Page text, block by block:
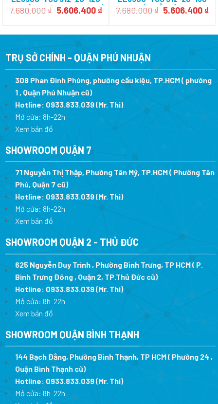
CHO CỬA NHÔM XINGFA – MỞ
7.680.000₫ Giá
7.680.000 ₫.
5.606.400 ₫Giá
là:
CHO CỬA GỖ-MỞ TRƯỢT
7.680.000₫ Giá
7.680.000 ₫.
5.606.400 ₫
là:
TRỤ SỞ CHÍNH - QUẬN PHÚ NHUẬN
308 Phan Đình Phùng, phường cầu kiệu, TP.HCM ( phường
1 , Quận Phú Nhuận cũ)
Hotline: 0933.833.039(Mr. Thi)
Mở cửa: 8h-22h
Xem bản đồ
SHOWROOM QUẬN 7
71 Nguyễn Thị Thập, Phường Tân Mỹ, TP.HCM ( Phường Tân
Phú, Quận 7 cũ)
Hotline: 0933.833.039(Mr. Thi)
Mở cửa: 8h-22h
Xem bản đồ
SHOWROOM QUẬN 2 - THỦ ĐỨC
625 Nguyễn Duy Trinh , Phường Bình Trưng, TP HCM ( P.
Bình Trưng Đông , Quận 2, TP.Thủ Đức cũ)
Hotline: 0933.833.039(Mr. Thi)
Mở cửa: 8h-22h
Xem bản đồ
SHOWROOM QUẬN BÌNH THẠNH
144 Bạch Đằng, Phường Bình Thạnh, TP HCM ( Phường 24 ,
Quận Bình Thạnh cũ)
Hotline: 0933.833.039(Mr. Thi)
Mở cửa: 8h-22h